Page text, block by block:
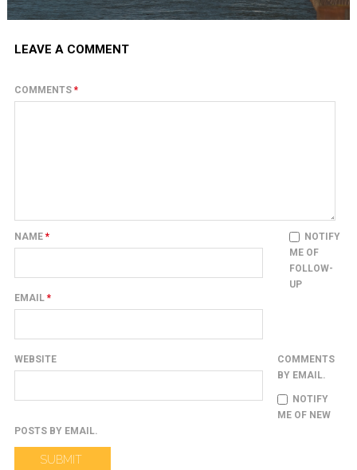
LEAVE A COMMENT
COMMENTS *
NAME *
EMAIL *
WEBSITE
NOTIFY
ME OF
FOLLOW-
UP
COMMENTS
BY EMAIL.
NOTIFY
ME OF NEW
POSTS BY EMAIL.